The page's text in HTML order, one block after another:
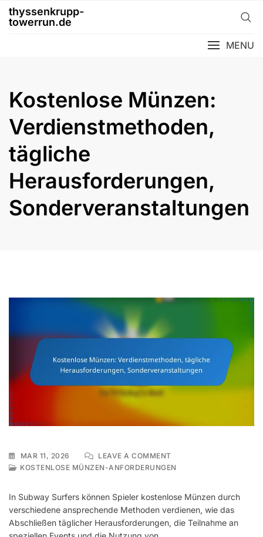
Skipthyssenkrupp-
towerrun.de
MENU
Kostenlose Münzen:
Verdienstmethoden,
tägliche
Herausforderungen,
Sonderveranstaltungen
MAR 11, 2026 LEAVE A COMMENTON
KOSTENLOSE
TÄGLICHE
HERAUSFORDERUNGEN,
KOSTENLOSE MÜNZEN-ANFORDERUNGEN
In Subway Surfers können Spieler kostenlose Münzen durch
verschiedene ansprechende Methoden verdienen, wie das
Abschließen täglicher Herausforderungen, die Teilnahme an